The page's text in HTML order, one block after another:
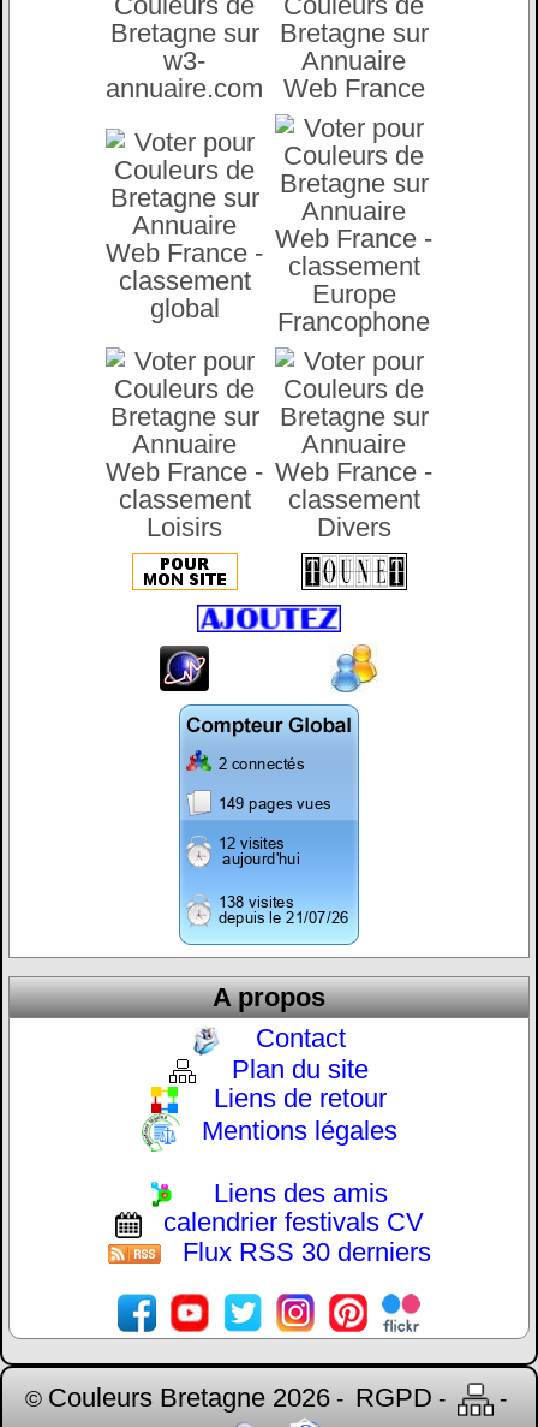
A propos
Contact
Plan du site
Liens de retour
Mentions légales
Liens des amis
calendrier festivals CV
Flux RSS 30 derniers
© Couleurs Bretagne 2026 - RGPD -
-